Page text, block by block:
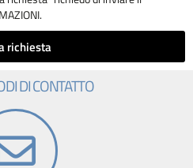
richiesta
DI CONTATTO